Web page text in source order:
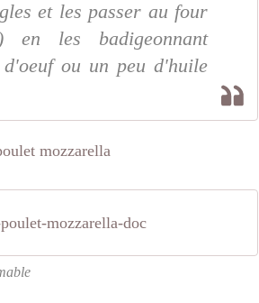
et les passer au four
les badigeonnant
d'oeuf ou un peu d'huile
mozzarella-doc